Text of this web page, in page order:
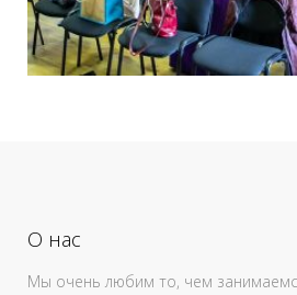
О нас
Мы очень любим то, чем